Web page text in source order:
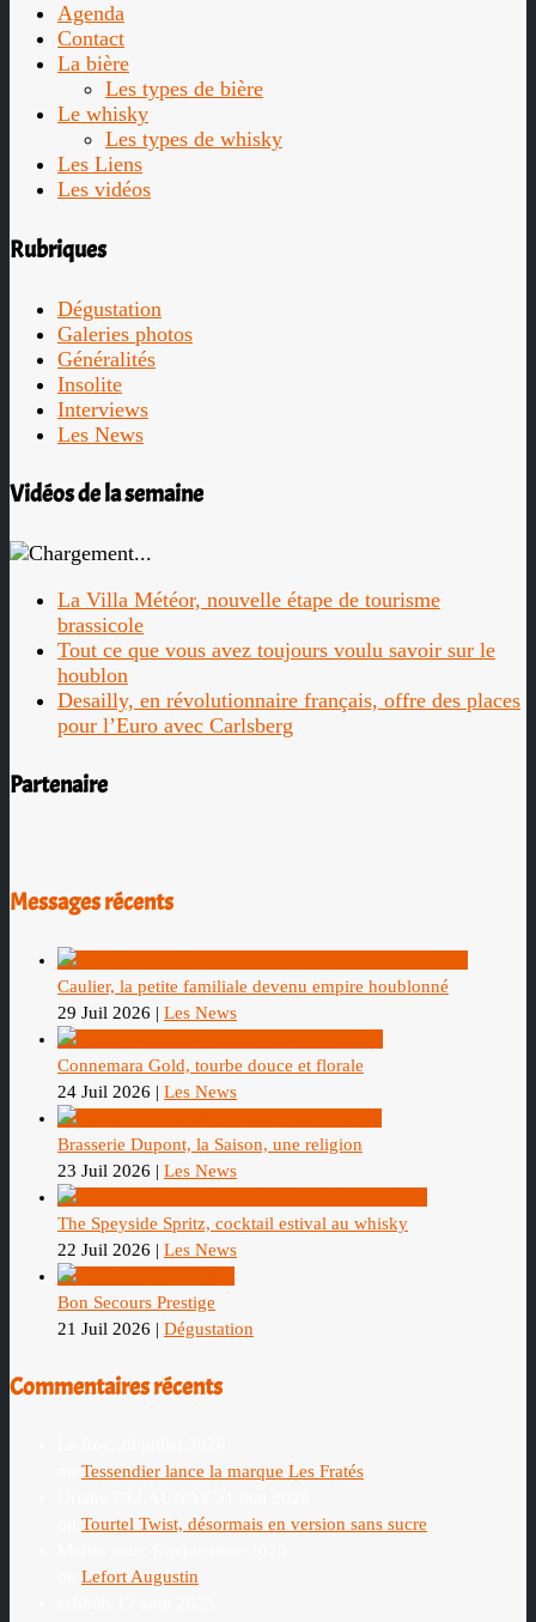
Agenda
Contact
La bière
Les types de bière
Le whisky
Les types de whisky
Les Liens
Les vidéos
Rubriques
Dégustation
Galeries photos
Généralités
Insolite
Interviews
Les News
Vidéos de la semaine
La Villa Météor, nouvelle étape de tourisme
brassicole
Tout ce que vous avez toujours voulu savoir sur le
houblon
Desailly, en révolutionnaire français, offre des places
pour l’Euro avec Carlsberg
Partenaire
Messages récents
Caulier, la petite familiale devenu empire houblonné
29 Juil 2026 | Les News
Connemara Gold, tourbe douce et florale
24 Juil 2026 | Les News
Brasserie Dupont, la Saison, une religion
23 Juil 2026 | Les News
The Speyside Spritz, cocktail estival au whisky
22 Juil 2026 | Les News
Bon Secours Prestige
21 Juil 2026 | Dégustation
Commentaires récents
Tessendier lance la marque Les Fratés
Tourtel Twist, désormais en version sans sucre
Lefort Augustin